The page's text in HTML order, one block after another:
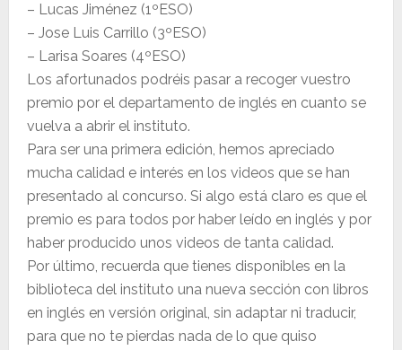
– Lucas Jiménez (1ºESO)
– Jose Luis Carrillo (3ºESO)
– Larisa Soares (4ºESO)
Los afortunados podréis pasar a recoger vuestro
premio por el departamento de inglés en cuanto se
vuelva a abrir el instituto.
Para ser una primera edición, hemos apreciado
mucha calidad e interés en los videos que se han
presentado al concurso. Si algo está claro es que el
premio es para todos por haber leído en inglés y por
haber producido unos videos de tanta calidad.
Por último, recuerda que tienes disponibles en la
biblioteca del instituto una nueva sección con libros
en inglés en versión original, sin adaptar ni traducir,
para que no te pierdas nada de lo que quiso